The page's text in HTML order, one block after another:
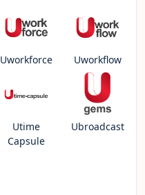
Uworkforce Uworkflow
Utime
Capsule
Ubroadcast